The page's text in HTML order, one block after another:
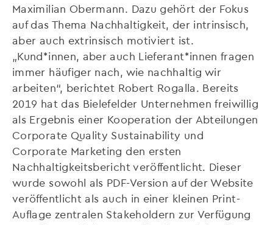
Maximilian Obermann. Dazu gehört der Fokus
auf das Thema Nachhaltigkeit, der intrinsisch,
aber auch extrinsisch motiviert ist.
„Kund*innen, aber auch Lieferant*innen fragen
immer häufiger nach, wie nachhaltig wir
arbeiten“, berichtet Robert Rogalla. Bereits
2019 hat das Bielefelder Unternehmen freiwillig
als Ergebnis einer Kooperation der Abteilungen
Corporate Quality Sustainability und
Corporate Marketing den ersten
Nachhaltigkeitsbericht veröffentlicht. Dieser
wurde sowohl als PDF-Version auf der Website
veröffentlicht als auch in einer kleinen Print-
Auflage zentralen Stakeholdern zur Verfügung